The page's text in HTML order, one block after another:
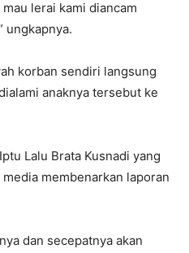
lerai kami diancam
ungkapnya.
korban sendiri langsung
anaknya tersebut ke
Lalu Brata Kusnadi yang
membenarkan laporan
dan secepatnya akan